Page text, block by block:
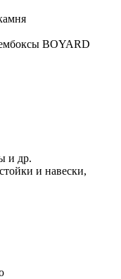
BOYARD
и др.
и навески,